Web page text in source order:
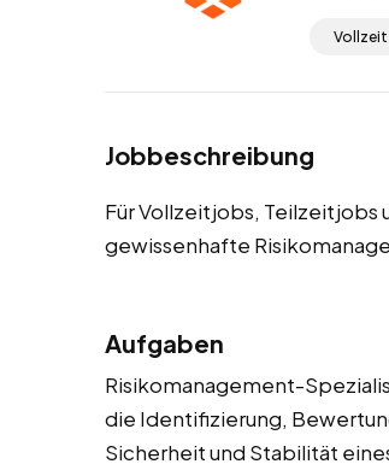
Vollzeit
Jobbeschreibung
Für Vollzeitjobs, Teilzeitjobs
gewissenhafte
Aufgaben
Risikomanagement-
die Identifizierung,
Sicherheit und Stabilität